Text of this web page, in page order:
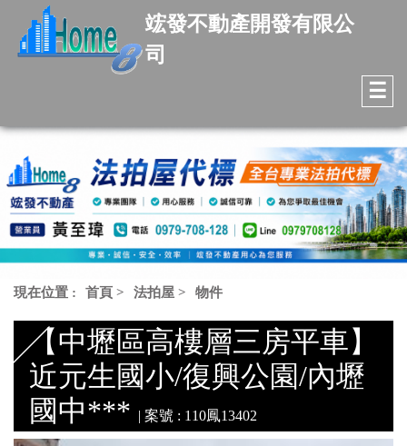
竤發不動產開發有限公
司
☰
現在位置 : 首頁 > 法拍屋 > 物件
【中壢區高樓層三房平車】
近元生國小/復興公園/內壢
國中*** | 案號 : 110鳳13402